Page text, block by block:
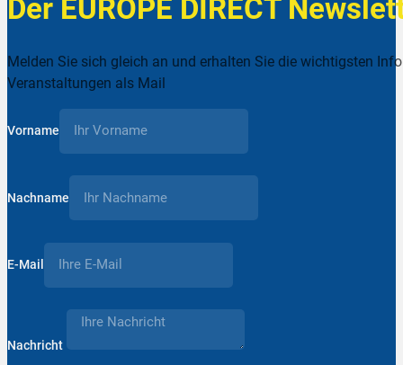
Der EUROPE DIRECT
Melden Sie sich gleich an und erhalten Sie die wichtigsten
Veranstaltungen als Mail
Vorname
Nachname
E-Mail
Nachricht